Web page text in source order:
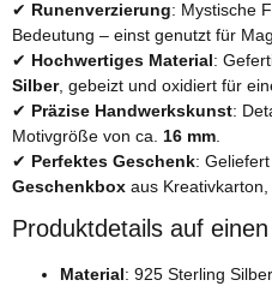
✔ Runenverzierung: Mystische
Bedeutung – einst genutzt für
✔ Hochwertiges Material:
Silber, gebeizt und oxidiert für
✔ Präzise Handwerkskunst:
Motivgröße von ca. 16 mm.
✔ Perfektes Geschenk:
Geschenkbox aus
Produktdetails auf
Material: 925 Sterling Silber